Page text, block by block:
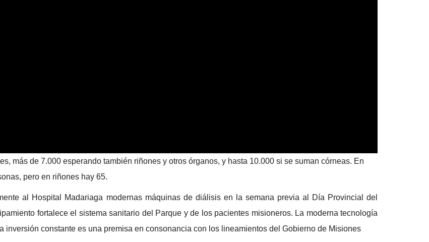
más de 7.000 esperando también riñones y otros órganos, y hasta 10.000 si se suman córneas. En
pero en riñones hay 65.
al Hospital Madariaga modernas máquinas de diálisis en la semana previa al Día Provincial del
fortalece el sistema sanitario del Parque y de los pacientes misioneros. La moderna tecnología
inversión constante es una premisa en consonancia con los lineamientos del Gobierno de Misiones